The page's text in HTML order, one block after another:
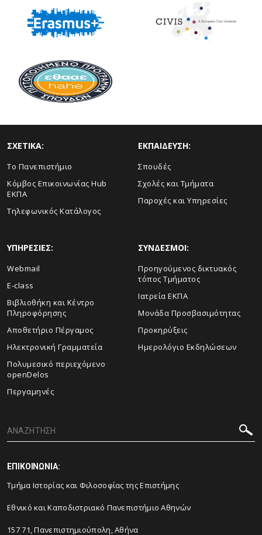
ΣΧΕΤΙΚΑ:
Το Πανεπιστήμιο
Κόμβος Επικοινωνίας Hub
ΕΚΠΑ
Τηλεφωνικός Κατάλογος
ΕΚΠΑΙΔΕΥΣΗ:
Σπουδές
Σχολές και Τμήματα
Παροχές και Υπηρεσίες
ΥΠΗΡΕΣΙΕΣ:
Webmail
E-class
Βιβλιοθήκη και Κέντρο
Πληροφόρησης
Αποθετήριο Πέργαμος
Ηλεκτρονική Γραμματεία
Πολυμεσικό περιεχόμενο
openDelos
Περγαμηνές
ΣΥΝΔΕΣΜΟΙ:
Προηγούμενος δικτυακός
τόπος Τμήματος
Ιατρεία ΕΚΠΑ
Μονάδα Προσβασιμότητας
Προκηρύξεις
Ημερολόγιο Εκδηλώσεων
ΕΠΙΚΟΙΝΩΝΙΑ:
Τμήμα Ιστορίας και Φιλοσοφίας της Επιστήμης
Εθνικό και Καποδιστριακό Πανεπιστήμιο Αθηνών
157 71, Πανεπιστημιούπολη, Αθήνα